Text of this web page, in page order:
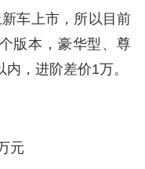
车上市，所以目前
版本，豪华型、尊
，进阶差价1万。
元